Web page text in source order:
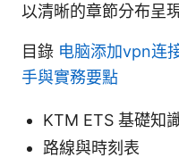
以清晰的章節分布呈
目錄 电脑添加vpn连
手與實務要點
KTM ETS 基礎知
路線與時刻表